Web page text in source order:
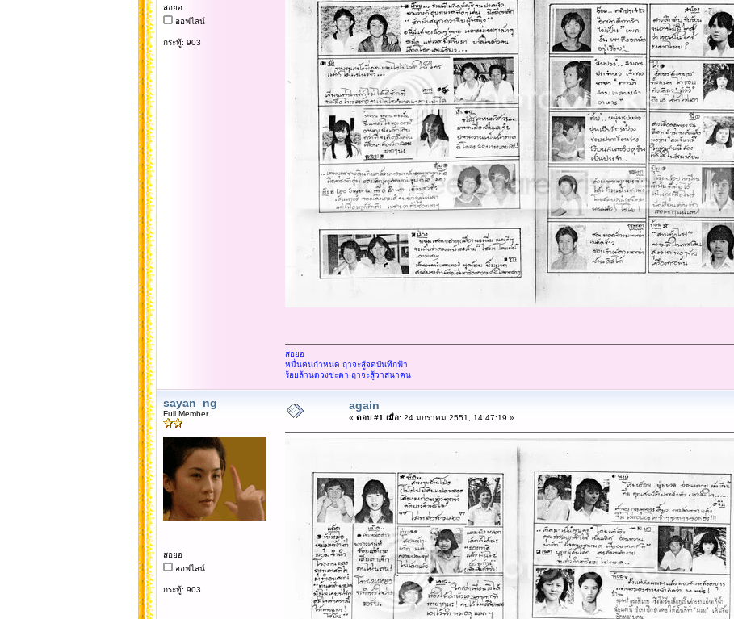
สอยอ
ออฟไลน์
กระทู้: 903
สอยอ
หมื่นคนกำหนด ฤาจะสู้จดบันทึกฟ้า
ร้อยล้านดวงชะตา ฤาจะสู้วาสนาคน
sayan_ng
Full Member
สอยอ
ออฟไลน์
กระทู้: 903
again
« ตอบ #1 เมื่อ:24 มกราคม 2551, 14:47:19 »